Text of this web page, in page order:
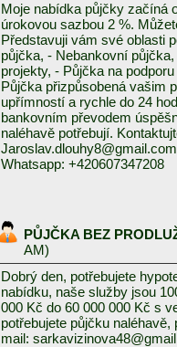
Moje nabídka půjčky začíná
úrokovou sazbou 2 %.
Představuji vám své oblasti
půjčka, - Nebankovní
projekty, - Půjčka na
Půjčka přizpůsobená vašim
upřímností a rychle do 24
bankovním převodem
naléhavě potřebují.
Jaroslav.dlouhy8@gmail.com
Whatsapp: +420607347208
PŮJČKA BEZ
AM)
Dobrý den, potřebujete
nabídku, naše služby jsou
000 Kč do 60 000 000 Kč s
potřebujete půjčku
mail: